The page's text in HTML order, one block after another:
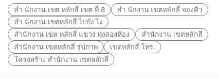
สํา นักงาน เขต หลักสี่ เขต ที่ 8
สํา นักงาน เขตหลักสี่ จองคิว
สํา นักงาน เขตหลักสี่ ไปยัง ไง
สำนักงาน เขต หลักสี่ แขวง ทุ่งสองห้อง
สำนักงาน เขตหลักสี่
สำนักงาน เขตหลักสี่ รูปภาพ
เขตหลักสี่ โทร.
โครงสร้าง สำนักงาน เขตหลักสี่